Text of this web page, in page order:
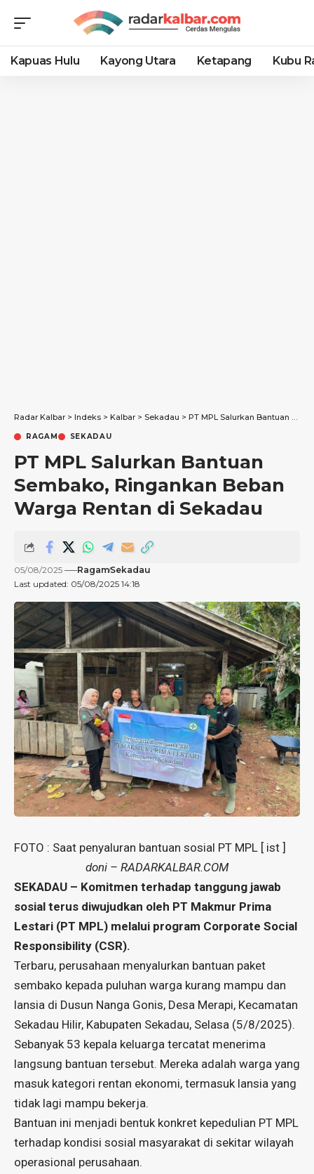
Kapuas Hulu Kayong Utara Ketapang Kubu
Radar Kalbar > Indeks > Kalbar > Sekadau > PT MPL Salurkan Bantuan Sembako, Ringankan Beban Warga Rentan di Sekadau
RAGAM SEKADAU
PT MPL Salurkan Bantuan
Sembako, Ringankan Beban
Warga Rentan di Sekadau
Last updated: 05/08/2025 14:18
05/08/2025 RagamSekadau
FOTO : Saat penyaluran bantuan sosial PT MPL [ ist ]
doni – RADARKALBAR.COM
SEKADAU – Komitmen terhadap tanggung jawab
sosial terus diwujudkan oleh PT Makmur Prima
Lestari (PT MPL) melalui program Corporate Social
Responsibility (CSR).
Terbaru, perusahaan menyalurkan bantuan paket
sembako kepada puluhan warga kurang mampu dan
lansia di Dusun Nanga Gonis, Desa Merapi, Kecamatan
Sekadau Hilir, Kabupaten Sekadau, Selasa (5/8/2025).
Sebanyak 53 kepala keluarga tercatat menerima
langsung bantuan tersebut. Mereka adalah warga yang
masuk kategori rentan ekonomi, termasuk lansia yang
tidak lagi mampu bekerja.
Bantuan ini menjadi bentuk konkret kepedulian PT MPL
terhadap kondisi sosial masyarakat di sekitar wilayah
operasional perusahaan.